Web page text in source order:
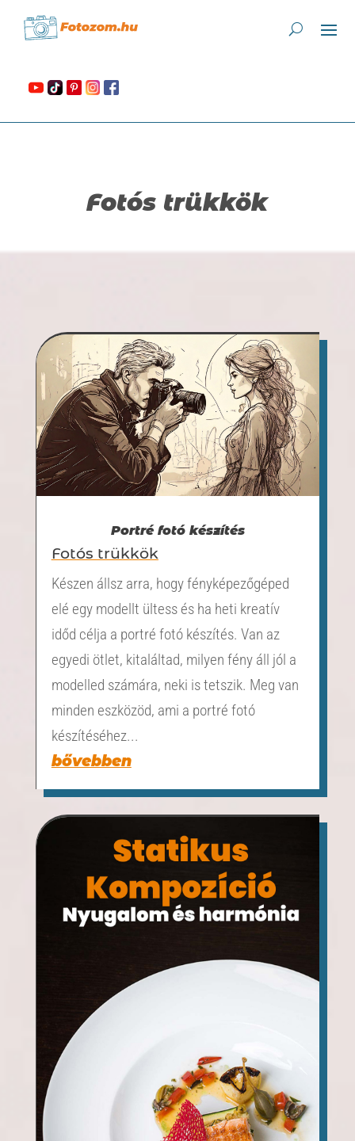
Fotós trükkök
Portré fotó készítés
Fotós trükkök
Készen állsz arra, hogy fényképezőgéped
elé egy modellt ültess és ha heti kreatív
időd célja a portré fotó készítés. Van az
egyedi ötlet, kitaláltad, milyen fény áll jól a
modelled számára, neki is tetszik. Meg van
minden eszközöd, ami a portré fotó
készítéséhez...
bővebben